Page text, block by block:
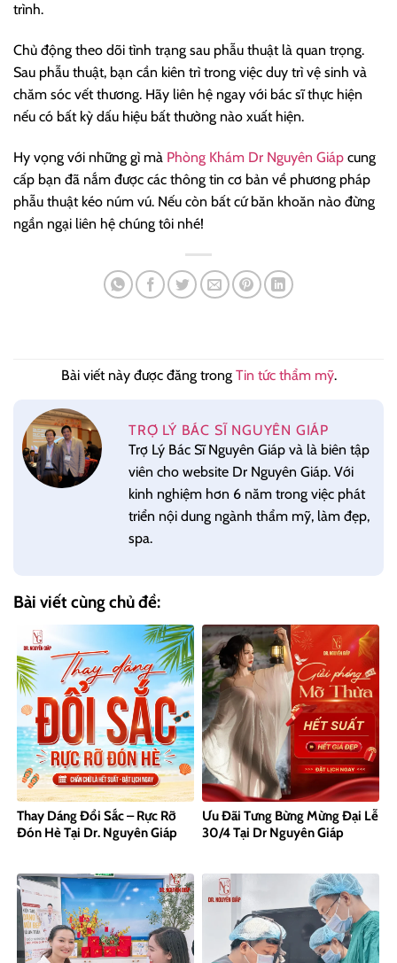
trình.
Chủ động theo dõi tình trạng sau phẫu thuật là quan trọng.
Sau phẫu thuật, bạn cần kiên trì trong việc duy trì vệ sinh và
chăm sóc vết thương. Hãy liên hệ ngay với bác sĩ thực hiện
nếu có bất kỳ dấu hiệu bất thường nào xuất hiện.
Hy vọng với những gì mà Phòng Khám Dr Nguyên Giáp cung
cấp bạn đã nắm được các thông tin cơ bản về phương pháp
phẫu thuật kéo núm vú. Nếu còn bất cứ băn khoăn nào đừng
ngần ngại liên hệ chúng tôi nhé!
Bài viết này được đăng trong Tin tức thẩm mỹ.
TRỢ LÝ BÁC SĨ NGUYÊN GIÁP
Trợ Lý Bác Sĩ Nguyên Giáp và là biên tập
viên cho website Dr Nguyên Giáp. Với
kinh nghiệm hơn 6 năm trong việc phát
triển nội dung ngành thẩm mỹ, làm đẹp,
spa.
Bài viết cùng chủ đề:
Thay Dáng Đổi Sắc – Rực Rỡ
Đón Hè Tại Dr. Nguyên Giáp
Ưu Đãi Tưng Bừng Mừng Đại Lễ
30/4 Tại Dr Nguyên Giáp